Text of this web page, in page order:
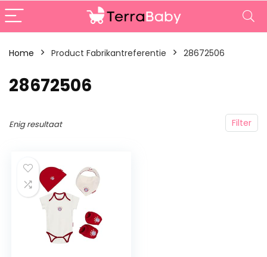
Home Product Fabrikantreferentie ‎28672506
‎28672506
Filter
Enig resultaat